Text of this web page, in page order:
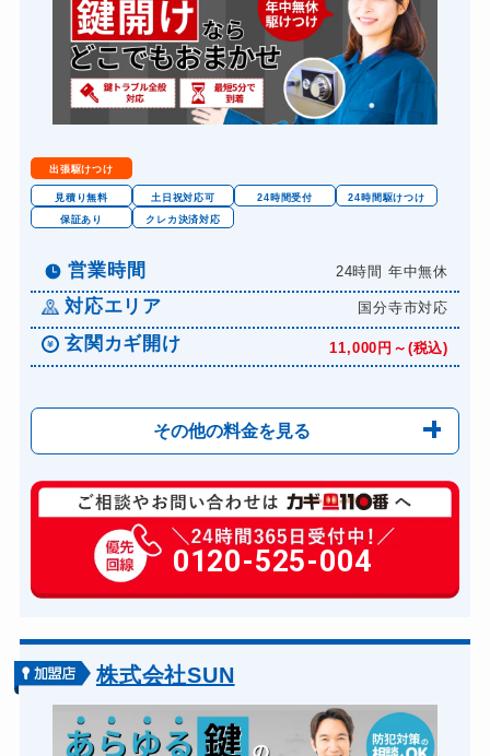
スーツケースカギ作成 8,800円～(税込)
金庫カギ開け 14,300円～(税込)
金庫カギ修理 11,000円～(税込)
金庫カギ交換
ロッカーカギ開け 8,800円～(税込)
ドアノブカギ開け
ドアノブカギ作成 8,800円～(税込)
ドアノブカギ交換 11,000円～(税込)
出張駆けつけ
見積り無料 土日祝対応可 24時間受付
24時間駆けつけ
保証あり
クレカ決済対応
営業時間 24時間 年中無休
対応エリア 国分寺市対応
玄関カギ開け 11,000円～(税込)
その他の料金を見る
玄関カギ修理 6,600円～(税込)
玄関カギ作成 14,300円～(税込)
玄関カギ交換 14,300円～(税込)
金庫カギ開け
0120-525-004
株式会社SUN